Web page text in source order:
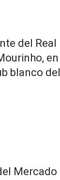
del Real
en
blanco del
Mercado